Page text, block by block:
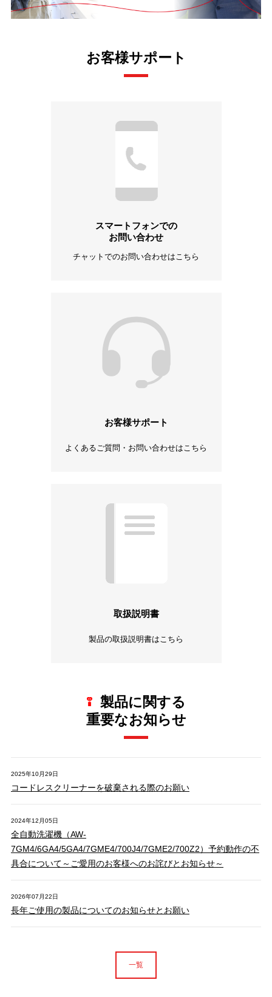
お客様サポート
スマートフォンでの
お問い合わせ
チャットでのお問い合わせはこちら
お客様サポート
よくあるご質問・お問い合わせはこちら
取扱説明書
製品の取扱説明書はこちら
製品に関する
重要なお知らせ
2025年10月29日
コードレスクリーナーを破棄される際のお願い
2024年12月05日
全自動洗濯機（AW-
7GM4/6GA4/5GA4/7GME4/700J4/7GME2/700Z2）予約動作の不
具合について～ご愛用のお客様へのお詫びとお知らせ～
2026年07月22日
長年ご使用の製品についてのお知らせとお願い
一覧